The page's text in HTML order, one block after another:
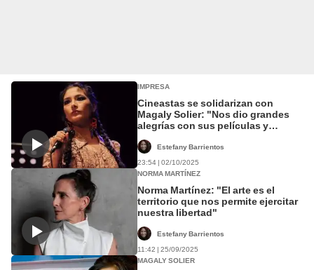
IMPRESA
Cineastas se solidarizan con
Magaly Solier: "Nos dio grandes
alegrías con sus películas y
Estefany Barrientos
23:54 | 02/10/2025
NORMA MARTÍNEZ
Norma Martínez: "El arte es el
territorio que nos permite ejercitar
nuestra libertad"
Estefany Barrientos
11:42 | 25/09/2025
MAGALY SOLIER